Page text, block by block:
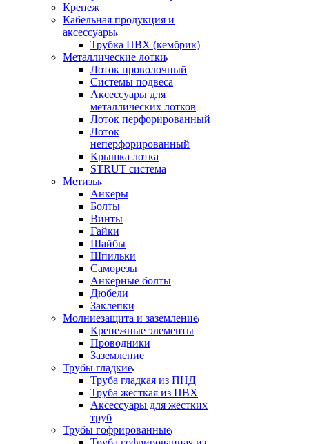
Крепеж
Кабельная продукция и
аксессуары
Трубка ПВХ (кембрик)
Металлические лотки
Лоток проволочный
Системы подвеса
Аксессуары для
металлических лотков
Лоток перфорированный
Лоток
неперфорированный
Крышка лотка
STRUT система
Метизы
Анкеры
Болты
Винты
Гайки
Шайбы
Шпильки
Саморезы
Анкерные болты
Дюбели
Заклепки
Молниезащита и заземление
Крепежные элементы
Проводники
Заземление
Трубы гладкие
Труба гладкая из ПНД
Труба жесткая из ПВХ
Аксессуары для жестких
труб
Трубы гофрированные